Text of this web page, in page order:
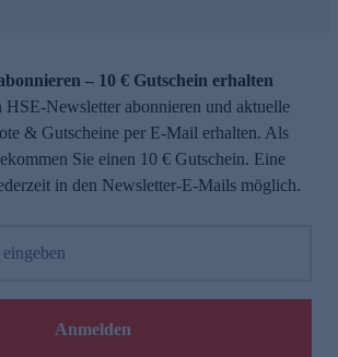
– 10 € Gutschein erhalten
HSE-Newsletter abonnieren und aktuelle
& Gutscheine per E-Mail erhalten. Als
Sie einen 10 € Gutschein. Eine
in den Newsletter-E-Mails möglich.
Anmelden